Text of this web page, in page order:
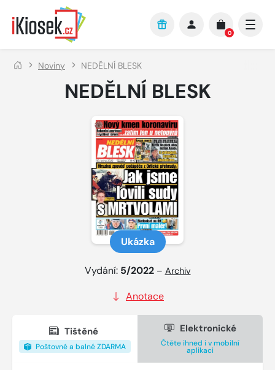
Přejít na hlavní obsah
0
Noviny NEDĚLNÍ BLESK
NEDĚLNÍ BLESK
Ukázka
Vydání: 5/2022 – Archiv
Anotace
Tištěné
Poštovné a balné ZDARMA
Elektronické
Čtěte ihned i v mobilní
aplikaci